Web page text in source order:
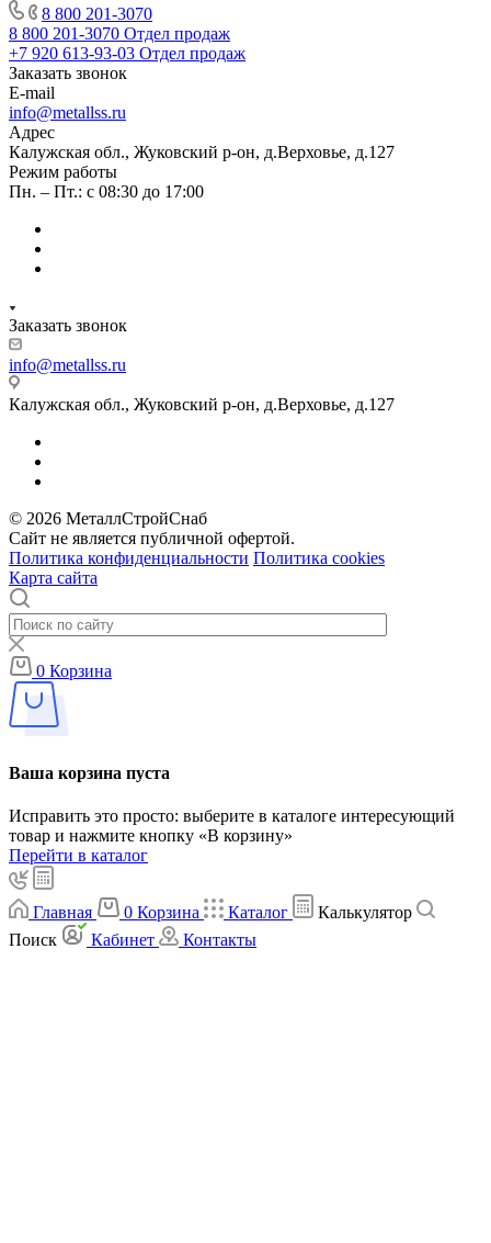
8 800 201-3070
8 800 201-3070 Отдел продаж
+7 920 613-93-03 Отдел продаж
Заказать звонок
E-mail
info@metallss.ru
Адрес
Калужская обл., Жуковский р-он, д.Верховье, д.127
Режим работы
Пн. – Пт.: с 08:30 до 17:00
Заказать звонок
info@metallss.ru
Калужская обл., Жуковский р-он, д.Верховье, д.127
© 2026 МеталлСтройСнаб
Сайт не является публичной офертой.
Политика конфиденциальности Политика cookies
Карта сайта
0 Корзина
Ваша корзина пуста
Исправить это просто: выберите в каталоге интересующий
товар и нажмите кнопку «В корзину»
Перейти в каталог
Главная 0 Корзина Каталог
Калькулятор
Поиск
Кабинет Контакты